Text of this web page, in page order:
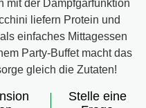
mit der Dampfgarfunktion
liefern Protein und
einfaches Mittagessen
Party-Buffet macht das
gleich die Zutaten!
Stelle eine